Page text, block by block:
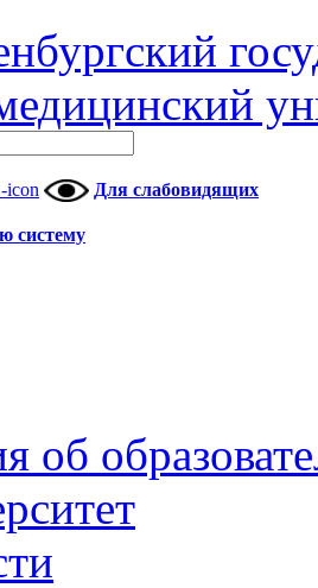
Для слабовидящих
систему
об